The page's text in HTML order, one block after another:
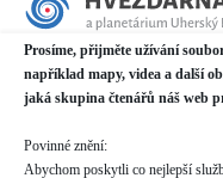
Prosíme, přijměte užívání
například mapy, videa a další
jaká skupina čtenářů náš web
Povinné znění:
Abychom poskytli co nejlepší
Datum / čas
09.08.2024
21:00 - 23:00
Hvězdárna
Prakšická 2222, Uherský Brod